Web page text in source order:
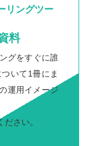
リングツー
料
グをすぐに誰
いて1冊にま
運用イメージ
さい。